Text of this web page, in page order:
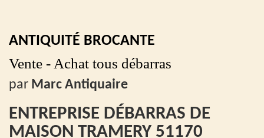
ANTIQUITÉ BROCANTE
Vente - Achat tous débarras
par Marc Antiquaire
ENTREPRISE DÉBARRAS DE
MAISON TRAMERY 51170